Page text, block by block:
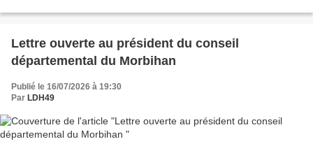
Lettre ouverte au président du conseil
départemental du Morbihan
Publié le 16/07/2026 à 19:30
Par LDH49